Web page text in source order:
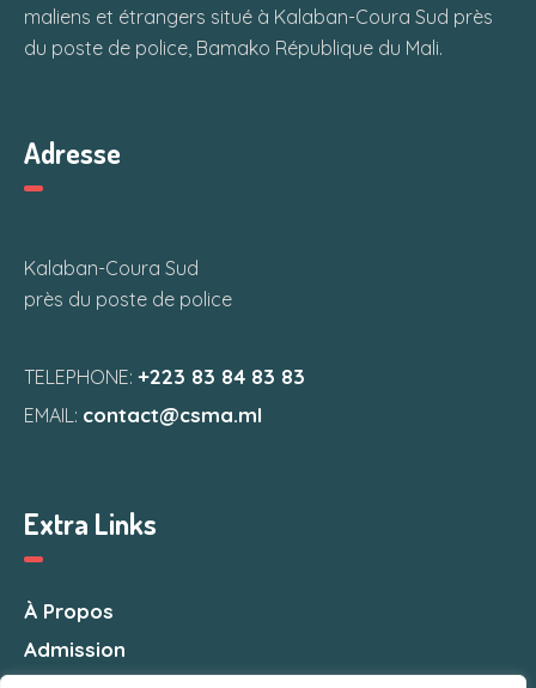
maliens et étrangers situé à Kalaban-Coura Sud près
du poste de police, Bamako République du Mali.
Adresse
Kalaban-Coura Sud
près du poste de police
TELEPHONE:+223 83 84 83 83
EMAIL: contact@csma.ml
Extra Links
À Propos
Admission